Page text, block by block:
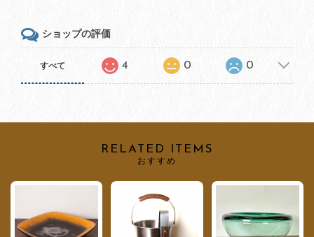
ショップの評価
すべて 4 0 0
RELATED ITEMS
おすすめ